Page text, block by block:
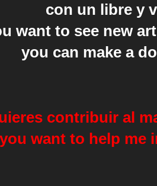
con un libre y
want to see new
you can make a
contribuir al
want to help me